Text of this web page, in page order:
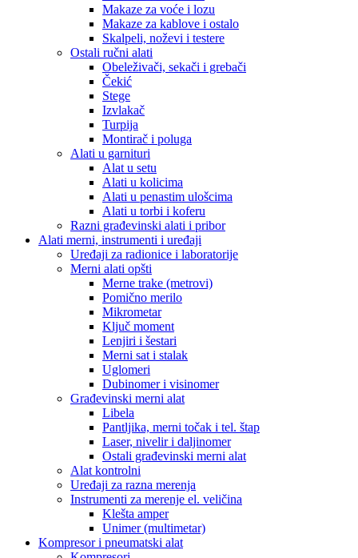
Makaze za voće i lozu
Makaze za kablove i ostalo
Skalpeli, noževi i testere
Ostali ručni alati
Obeleživači, sekači i grebači
Čekić
Stege
Izvlakač
Turpija
Montirač i poluga
Alati u garnituri
Alat u setu
Alati u kolicima
Alati u penastim ulošcima
Alati u torbi i koferu
Razni građevinski alati i pribor
Alati merni, instrumenti i uređaji
Uređaji za radionice i laboratorije
Merni alati opšti
Merne trake (metrovi)
Pomično merilo
Mikrometar
Ključ moment
Lenjiri i šestari
Merni sat i stalak
Uglomeri
Dubinomer i visinomer
Građevinski merni alat
Libela
Pantljika, merni točak i tel. štap
Laser, nivelir i daljinomer
Ostali građevinski merni alat
Alat kontrolni
Uređaji za razna merenja
Instrumenti za merenje el. veličina
Klešta amper
Unimer (multimetar)
Kompresor i pneumatski alat